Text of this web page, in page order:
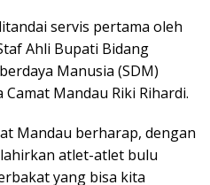
servis pertama oleh
Ahli Bupati Bidang
Manusia (SDM)
Mandau Riki Rihardi.
Mandau berharap, dengan
atlet-atlet bulu
yang bisa kita